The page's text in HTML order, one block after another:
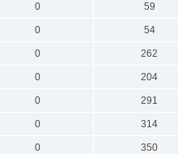
0 59
0 54
0 262
0 204
0 291
0 314
0 350